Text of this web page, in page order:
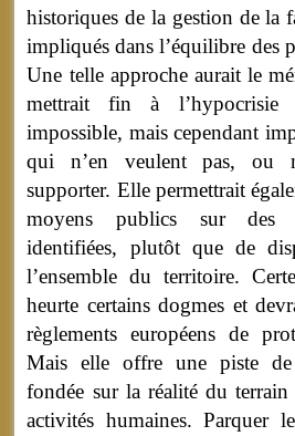
historiques de la gestion de la
impliqués dans l’équilibre des
Une telle approche aurait le
mettrait fin à l’hypocrisie
impossible, mais cependant
qui n’en veulent pas, ou
supporter. Elle permettrait
moyens publics sur des
identifiées, plutôt que de
l’ensemble du territoire.
heurte certains dogmes et
règlements européens de
Mais elle offre une piste de
fondée sur la réalité du terrain
activités humaines. Parquer